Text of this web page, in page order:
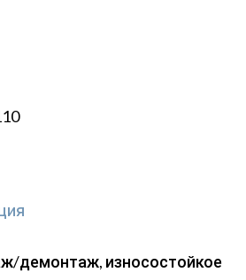
демонтаж, износостойкое